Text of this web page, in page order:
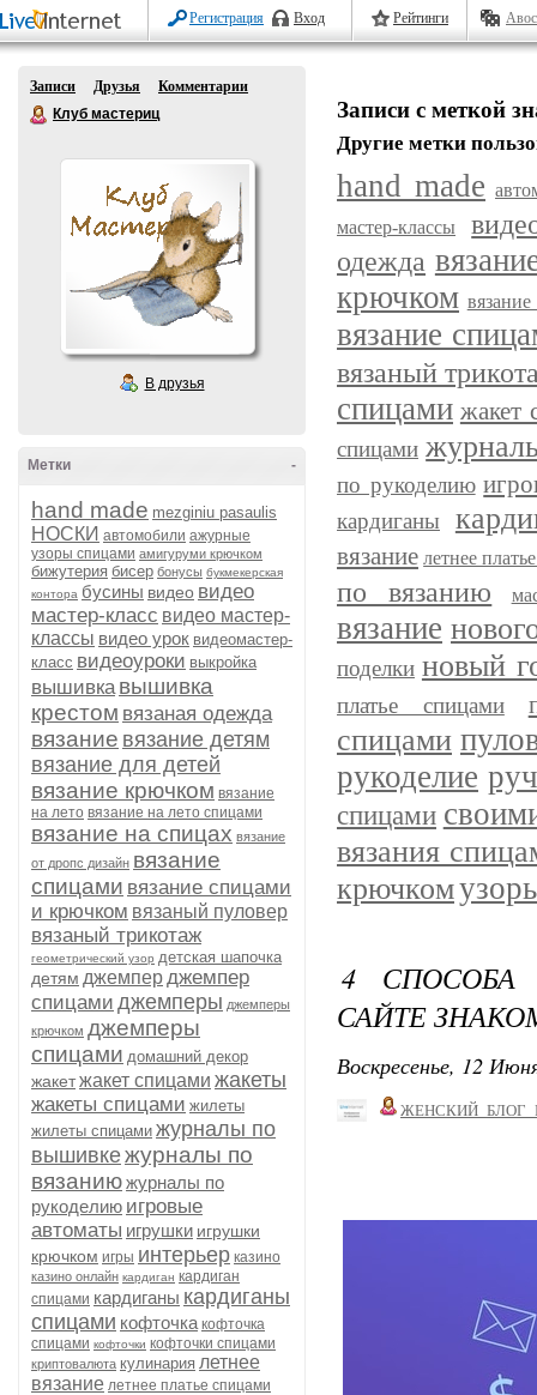
Регистрация Вход Рейтинги
Записи Друзья
Комментарии
Клуб мастериц
В друзья
-
Метки
hand made mezginiu pasaulis
НОСКИ автомобили ажурные
узоры спицами амигуруми крючком
бижутерия бисер бонусы букмекерская
контора бусины видео видео
мастер-класс видео мастер-
классы видео урок видеомастер-
класс видеоуроки выкройка
вышивка вышивка
крестом вязаная одежда
вязание вязание детям
вязание для детей
вязание крючком вязание
на лето вязание на лето спицами
вязание на спицах вязание
от дропс дизайн вязание
спицами вязание спицами
и крючком вязаный пуловер
вязаный трикотаж
геометрический узор детская шапочка
детям джемперджемпер
спицами джемперы джемперы
крючком джемперы
спицами домашний декор
жакетжакет спицами жакеты
жакеты спицами жилеты
жилеты спицами журналы по
вышивкежурналы по
вязаниюжурналы по
рукоделию игровые
автоматы игрушки игрушки
крючком игры интерьер казино
казино онлайн кардиган кардиган
спицами кардиганы кардиганы
спицами кофточка кофточка
спицами кофточки кофточки спицами
криптовалюта кулинария летнее
вязание летнее платье спицами
Записи с меткой
Другие метки
hand made
мастер-классы
одежда
крючком
вязание
вязаный
спицами жакет
спицами
по рукоделию
кардиганы
вязание летнее
по вязанию
вязание
поделки новый
платье спицами
спицами
рукоделие
спицами
вязания
крючком
4 СПОСОБА
САЙТЕ
Воскресенье, 12